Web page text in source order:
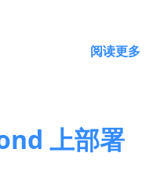
阅读更多
上部署